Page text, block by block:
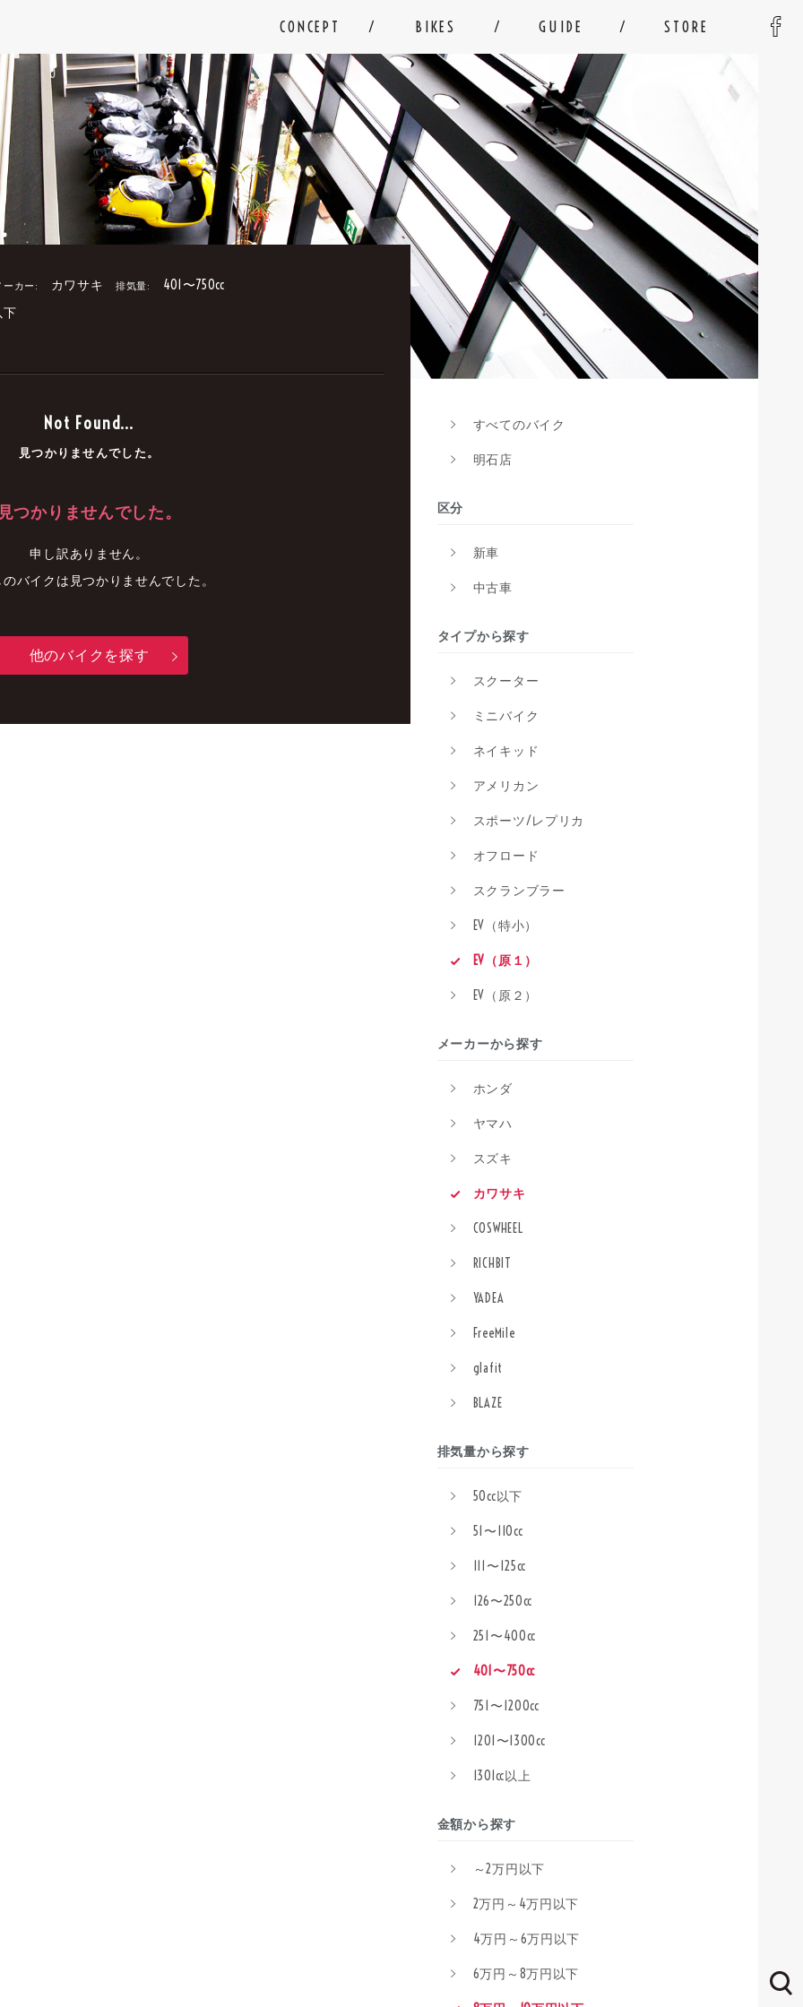
CONCEPT BIKES GUIDE STORE
ーカー: カワサキ 排気量: 401〜750cc
下
Not Found...
見つかりませんでした。
見つかりませんでした。
申し訳ありません。
バイクは見つかりませんでした。
他のバイクを探す
すべてのバイク
明石店
区分
新車
中古車
タイプから探す
スクーター
ミニバイク
ネイキッド
アメリカン
スポーツ/レプリカ
オフロード
スクランブラー
EV（特小）
EV（原１）
EV（原２）
メーカーから探す
ホンダ
ヤマハ
スズキ
カワサキ
COSWHEEL
RICHBIT
YADEA
FreeMile
glafit
BLAZE
排気量から探す
50cc以下
51〜110cc
111〜125cc
126〜250cc
251〜400cc
401〜750cc
751〜1200cc
1201〜1300cc
1301cc以上
金額から探す
～2万円以下
2万円～4万円以下
4万円～6万円以下
6万円～8万円以下
中古車